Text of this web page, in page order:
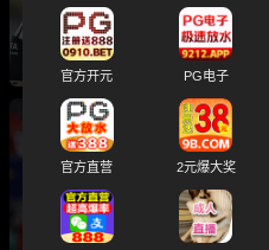
入选世界杯总决赛
2026世界杯总决赛前
西班牙将
官方开元 PG电子
官方直营 2元爆大奖